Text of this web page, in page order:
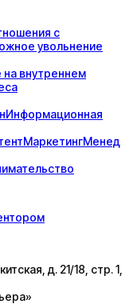
с
увольнение
на внутреннем
Информационная
МаркетингМенед
д. 21/18, стр. 1,